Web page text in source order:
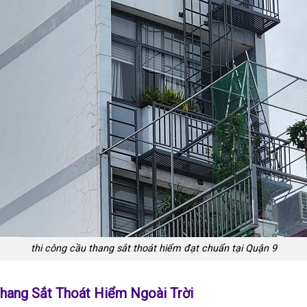
thi công cầu thang sắt thoát hiểm đạt chuẩn tại Quận 9
Sắt Thoát Hiểm Ngoài Trời